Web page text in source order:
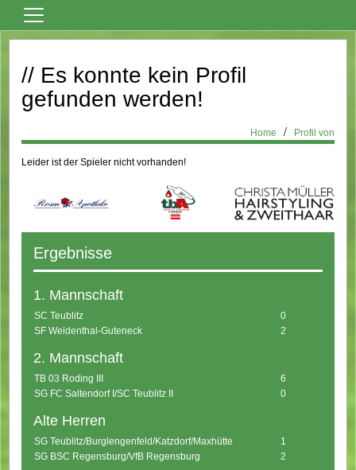
Vereinsnews
Fußball
Billard
Sportheim Mieten
Formulare
Bilder
// Es konnte kein Profil
gefunden werden!
Home Profil von
Leider ist der Spieler nicht vorhanden!
Ergebnisse
1. Mannschaft
SC Teublitz
0
SF Weidenthal-Guteneck
2
2. Mannschaft
TB 03 Roding III
6
SG FC Saltendorf I/SC Teublitz II
0
Alte Herren
SG Teublitz/Burglengenfeld/Katzdorf/Maxhütte
1
SG BSC Regensburg/VfB Regensburg
2